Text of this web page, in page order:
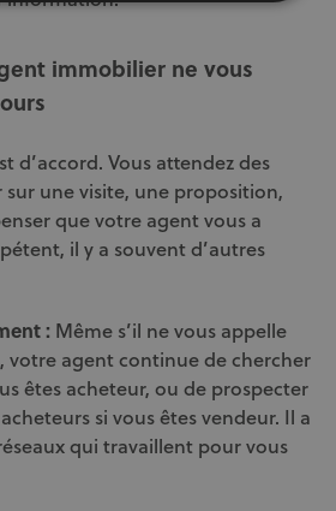
immobilier ne vous
d’accord. Vous attendez des
une visite, une proposition,
que votre agent vous a
il y a souvent d’autres
: Même s’il ne vous appelle
votre agent continue de chercher
êtes acheteur, ou de prospecter
si vous êtes vendeur. Il a
qui travaillent pour vous